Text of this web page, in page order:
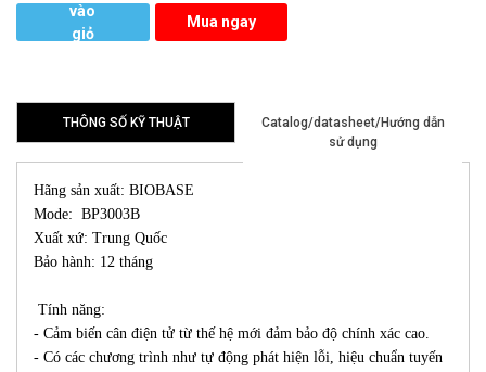
vào
giỏ
Mua ngay
THÔNG SỐ KỸ THUẬT
Catalog/datasheet/Hướng dẫn
sử dụng
Hãng sản xuất: BIOBASE
Mode: BP3003B
Xuất xứ: Trung Quốc
Bảo hành: 12 tháng
Tính năng:
- Cảm biến cân điện tử từ thế hệ mới đảm bảo độ chính xác cao.
- Có các chương trình như tự động phát hiện lỗi, hiệu chuẩn tuyến